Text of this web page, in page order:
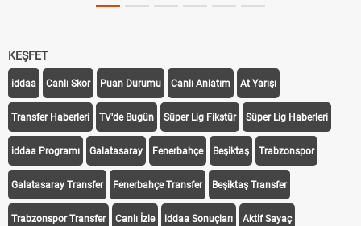
KEŞFET
iddaa Canlı Skor Puan Durumu Canlı Anlatım At Yarışı
Transfer Haberleri TV'de Bugün Süper Lig Fikstür Süper Lig Haberleri
iddaa Programı Galatasaray Fenerbahçe Beşiktaş Trabzonspor
Galatasaray Transfer Fenerbahçe Transfer Beşiktaş Transfer